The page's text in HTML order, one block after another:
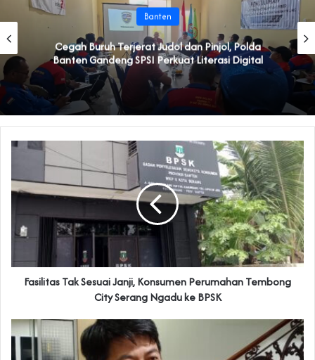
Banten
Cegah Buruh Terjerat Judol dan Pinjol, Polda
Banten Gandeng SPSI Perkuat Literasi Digital
Fasilitas Tak Sesuai Janji, Konsumen Perumahan Tembong
City Serang Ngadu ke BPSK